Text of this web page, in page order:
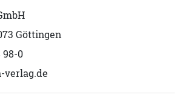
Göttingen
98-0
verlag.de